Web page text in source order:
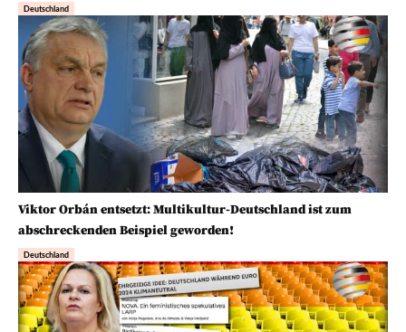
Deutschland
Viktor Orbán entsetzt: Multikultur-Deutschland ist zum
abschreckenden Beispiel geworden!
Deutschland